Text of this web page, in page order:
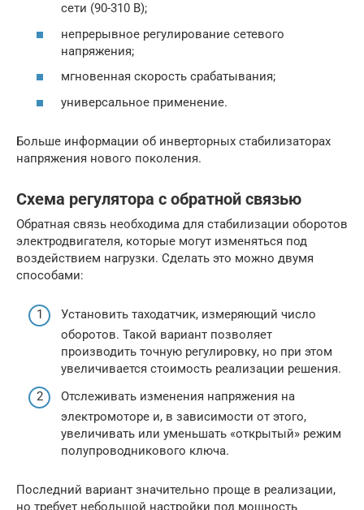
сети (90-310 В);
непрерывное регулирование сетевого
напряжения;
мгновенная скорость срабатывания;
универсальное применение.
Больше информации об инверторных стабилизаторах
напряжения нового поколения.
Схема регулятора с обратной связью
Обратная связь необходима для стабилизации оборотов
электродвигателя, которые могут изменяться под
воздействием нагрузки. Сделать это можно двумя
способами:
Установить таходатчик, измеряющий число
оборотов. Такой вариант позволяет
производить точную регулировку, но при этом
увеличивается стоимость реализации решения.
Отслеживать изменения напряжения на
электромоторе и, в зависимости от этого,
увеличивать или уменьшать «открытый» режим
полупроводникового ключа.
Последний вариант значительно проще в реализации,
но требует небольшой настройки под мощность